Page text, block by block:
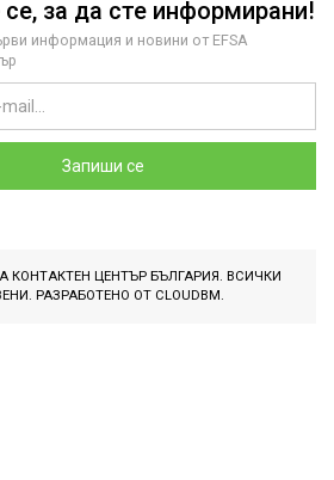
за да сте информирани!
информация и новини от EFSA
Запиши се
КОНТАКТЕН ЦЕНТЪР БЪЛГАРИЯ. ВСИЧКИ
РАЗРАБОТЕНО ОТ CLOUDBM .